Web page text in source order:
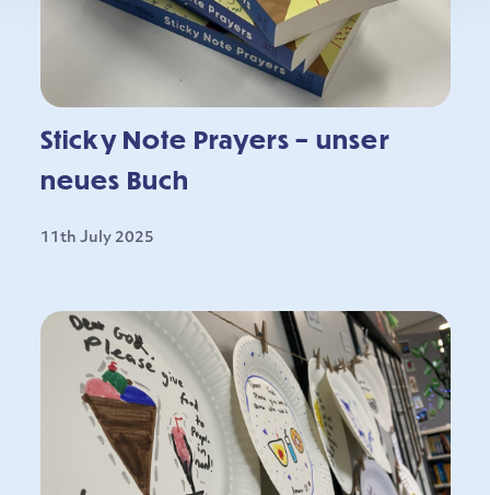
Sticky Note Prayers – unser
neues Buch
11th July 2025